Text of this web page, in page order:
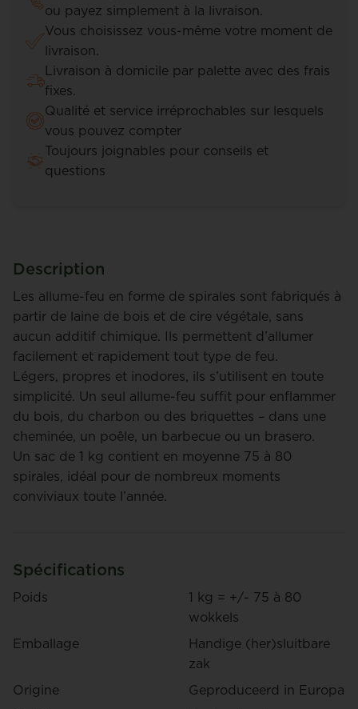
ou payez simplement à la livraison.
Vous choisissez vous-même votre moment de
livraison.
Livraison à domicile par palette avec des frais
fixes.
Qualité et service irréprochables sur lesquels
vous pouvez compter
Toujours joignables pour conseils et
questions
Description
Les allume-feu en forme de spirales sont fabriqués à
partir de laine de bois et de cire végétale, sans
aucun additif chimique. Ils permettent d’allumer
facilement et rapidement tout type de feu.
Légers, propres et inodores, ils s’utilisent en toute
simplicité. Un seul allume-feu suffit pour enflammer
du bois, du charbon ou des briquettes – dans une
cheminée, un poêle, un barbecue ou un brasero.
Un sac de 1 kg contient en moyenne 75 à 80
spirales, idéal pour de nombreux moments
conviviaux toute l’année.
Spécifications
Poids
1 kg = +/- 75 à 80
wokkels
Emballage
Handige (her)sluitbare
zak
Origine
Geproduceerd in Europa